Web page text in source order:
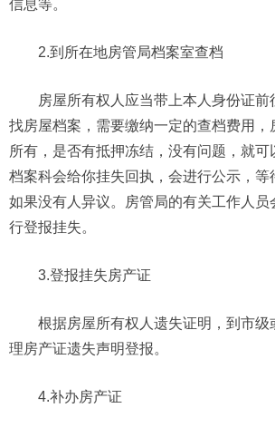
信息等。
2.到所在地房管局档案室查档
房屋所有权人应当带上本人身份证前
找房屋档案，需要缴纳一定的查档费用，
所有，是否有抵押冻结，没有问题，就可
档案科会给你挂失回执，会进行公示，等
如果没有人异议。房管局的有关工作人员
行登报挂失。
3.登报挂失房产证
根据房屋所有权人遗失证明，到市级
理房产证遗失声明登报。
4.补办房产证